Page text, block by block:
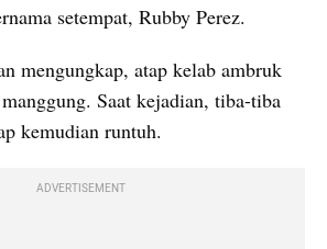
setempat, Rubby Perez.
mengungkap, atap kelab ambruk
manggung. Saat kejadian, tiba-tiba
kemudian runtuh.
ADVERTISEMENT